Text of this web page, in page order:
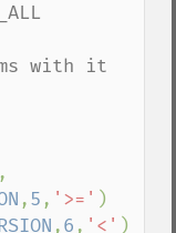
with it
,5 , '>=' )
,6 , '<' )